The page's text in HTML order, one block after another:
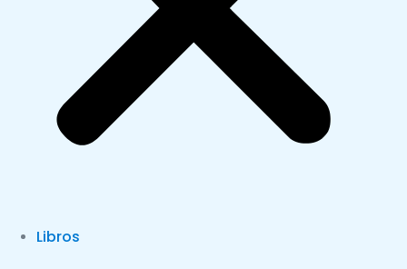
Libros